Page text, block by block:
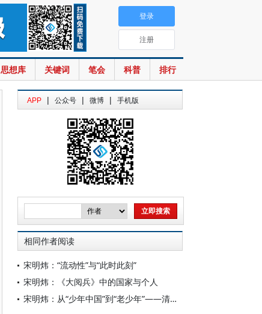
思想库 关键词 笔会 科普 排行
登录
注册
APP | 公众号 | 微博 | 手机版
相同作者阅读
宋明炜：“流动性”与“此时此刻”
宋明炜：《大阅兵》中的国家与个人
宋明炜：从“少年中国”到“老少年”——清末文学中的“青春”想象及其问题性